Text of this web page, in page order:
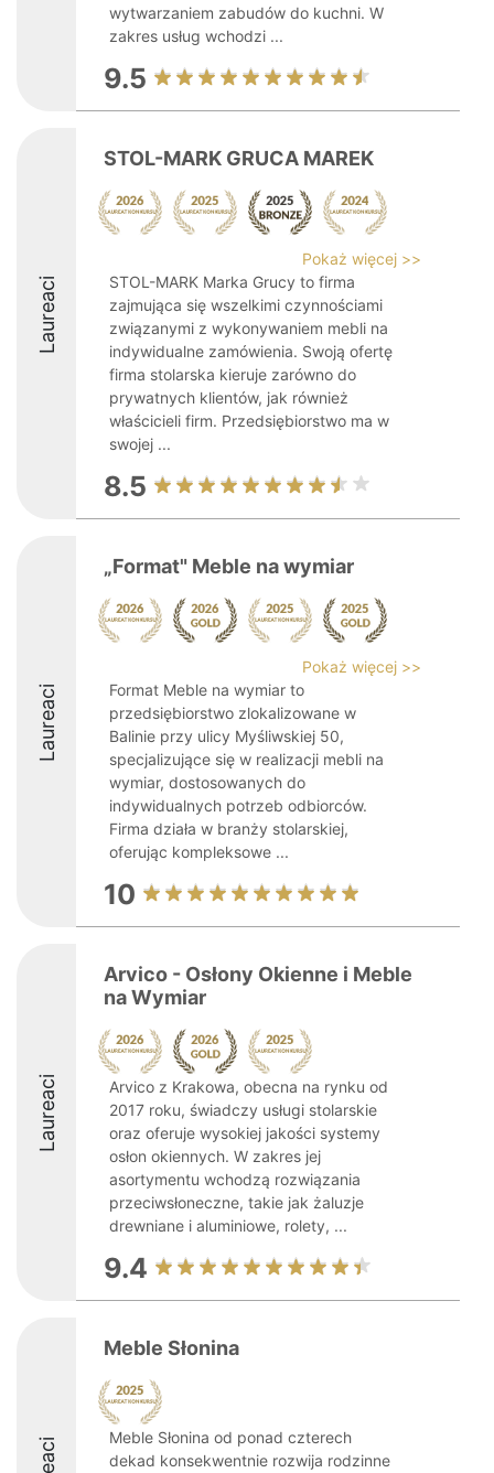
wytwarzaniem zabudów do kuchni. W
zakres usług wchodzi ...
9.5
Laureaci
STOL-MARK GRUCA MAREK
Pokaż więcej >>
STOL-MARK Marka Grucy to firma
zajmująca się wszelkimi czynnościami
związanymi z wykonywaniem mebli na
indywidualne zamówienia. Swoją ofertę
firma stolarska kieruje zarówno do
prywatnych klientów, jak również
właścicieli firm. Przedsiębiorstwo ma w
swojej ...
8.5
Laureaci
„Format" Meble na wymiar
Pokaż więcej >>
Format Meble na wymiar to
przedsiębiorstwo zlokalizowane w
Balinie przy ulicy Myśliwskiej 50,
specjalizujące się w realizacji mebli na
wymiar, dostosowanych do
indywidualnych potrzeb odbiorców.
Firma działa w branży stolarskiej,
oferując kompleksowe ...
10
Laureaci
Arvico - Osłony Okienne i Meble
na Wymiar
Arvico z Krakowa, obecna na rynku od
2017 roku, świadczy usługi stolarskie
oraz oferuje wysokiej jakości systemy
osłon okiennych. W zakres jej
asortymentu wchodzą rozwiązania
przeciwsłoneczne, takie jak żaluzje
drewniane i aluminiowe, rolety, ...
9.4
Meble Słonina
Meble Słonina od ponad czterech
dekad konsekwentnie rozwija rodzinne